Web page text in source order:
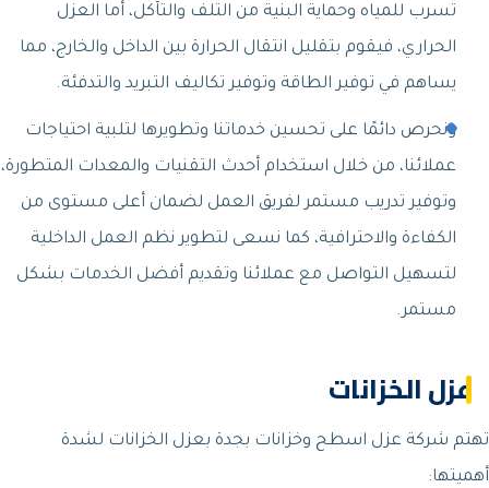
تسرب للمياه وحماية البنية من التلف والتآكل، أما العزل
الحراري، فيقوم بتقليل انتقال الحرارة بين الداخل والخارج، مما
يساهم في توفير الطاقة وتوفير تكاليف التبريد والتدفئة.
ونحرص دائمًا على تحسين خدماتنا وتطويرها لتلبية احتياجات
عملائنا، من خلال استخدام أحدث التقنيات والمعدات المتطورة،
وتوفير تدريب مستمر لفريق العمل لضمان أعلى مستوى من
الكفاءة والاحترافية، كما نسعى لتطوير نظم العمل الداخلية
لتسهيل التواصل مع عملائنا وتقديم أفضل الخدمات بشكل
مستمر.
عزل الخزانات
تهتم شركة عزل اسطح وخزانات بجدة بعزل الخزانات لشدة
أهميتها: